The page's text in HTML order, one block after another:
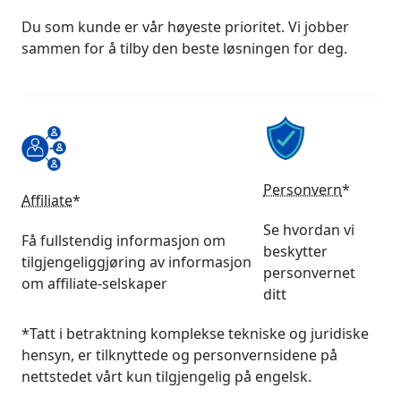
Du som kunde er vår høyeste prioritet. Vi jobber
sammen for å tilby den beste løsningen for deg.
Affiliate*
Få fullstendig informasjon om
tilgjengeliggjøring av informasjon
om affiliate-selskaper
Personvern*
Se hvordan vi
beskytter
personvernet
ditt
*Tatt i betraktning komplekse tekniske og juridiske
hensyn, er tilknyttede og personvernsidene på
nettstedet vårt kun tilgjengelig på engelsk.